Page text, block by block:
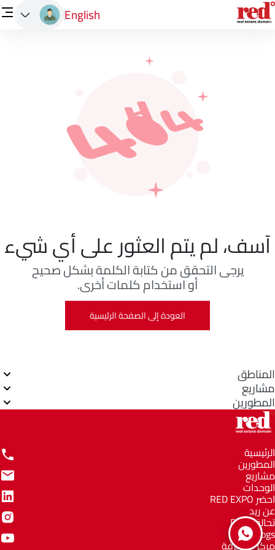
English
آسف، لم يتم العثور على أي شيء
يرجى التحقق من كتابة الكلمة بشكل صحيح
أو استخدام كلمات أخرى.
العودة إلى الصفحة الرئيسية
المناطق
مشاريع
المطورين
الرئيسية
المطورين
مشاريع
الوحدات
احضر RED EXPO
عن ريد
تحالف RED
Blogs
مركز المعرفة